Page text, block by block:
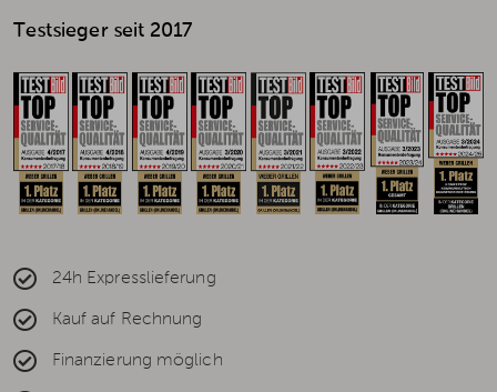
Testsieger seit 2017
24h Expresslieferung
Kauf auf Rechnung
Finanzierung möglich